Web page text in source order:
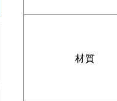
材質